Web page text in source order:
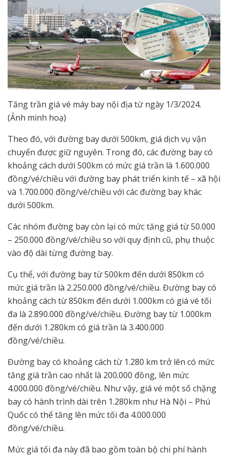
Tăng trần giá vé máy bay nội địa từ ngày 1/3/2024.
(Ảnh minh hoạ)
Theo đó, với đường bay dưới 500km, giá dịch vụ vận
chuyển được giữ nguyên. Trong đó, các đường bay có
khoảng cách dưới 500km có mức giá trần là 1.600.000
đồng/vé/chiều với đường bay phát triển kinh tế – xã hội
và 1.700.000 đồng/vé/chiều với các đường bay khác
dưới 500km.
Các nhóm đường bay còn lại có mức tăng giá từ 50.000
– 250.000 đồng/vé/chiều so với quy định cũ, phụ thuộc
vào độ dài từng đường bay.
Cụ thể, với đường bay từ 500km đến dưới 850km có
mức giá trần là 2.250.000 đồng/vé/chiều. Đường bay có
khoảng cách từ 850km đến dưới 1.000km có giá vé tối
đa là 2.890.000 đồng/vé/chiều. Đường bay từ 1.000km
đến dưới 1.280km có giá trần là 3.400.000
đồng/vé/chiều.
Đường bay có khoảng cách từ 1.280 km trở lên có mức
tăng giá trần cao nhất là 200.000 đồng, lên mức
4.000.000 đồng/vé/chiều. Như vậy, giá vé một số chặng
bay có hành trình dài trên 1.280km như Hà Nội – Phú
Quốc có thể tăng lên mức tối đa 4.000.000
đồng/vé/chiều.
Mức giá tối đa này đã bao gồm toàn bộ chi phí hành